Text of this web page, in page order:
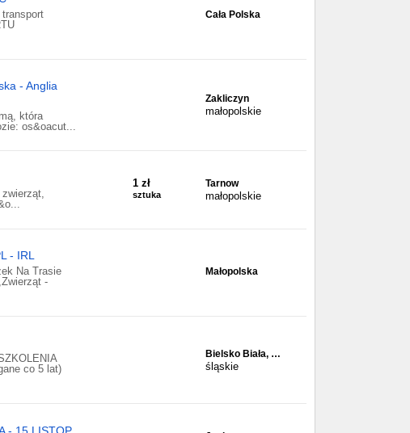
Cała Polska
- Anglia
która
os&oacut...
Zakliczyn
małopolskie
1 zł
sztuka
Tarnow
małopolskie
- IRL
Na Trasie
-
Małopolska
co 5 lat)
Bielsko Biała, …
śląskie